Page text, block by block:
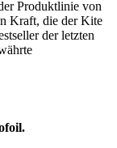
Produktlinie von
Kraft, die der Kite
der letzten